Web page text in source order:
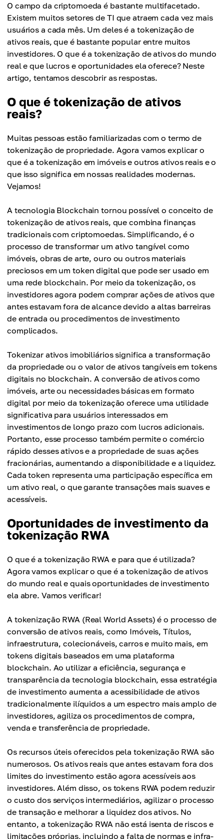
O campo da criptomoeda é bastante multifacetado.
Existem muitos setores de TI que atraem cada vez mais
usuários a cada mês. Um deles é a tokenização de
ativos reais, que é bastante popular entre muitos
investidores. O que é a tokenização de ativos do mundo
real e que lucros e oportunidades ela oferece? Neste
artigo, tentamos descobrir as respostas.
O que é tokenização de ativos
reais?
Muitas pessoas estão familiarizadas com o termo de
tokenização de propriedade. Agora vamos explicar o
que é a tokenização em imóveis e outros ativos reais e o
que isso significa em nossas realidades modernas.
Vejamos!
A tecnologia Blockchain tornou possível o conceito de
tokenização de ativos reais, que combina finanças
tradicionais com criptomoedas. Simplificando, é o
processo de transformar um ativo tangível como
imóveis, obras de arte, ouro ou outros materiais
preciosos em um token digital que pode ser usado em
uma rede blockchain. Por meio da tokenização, os
investidores agora podem comprar ações de ativos que
antes estavam fora de alcance devido a altas barreiras
de entrada ou procedimentos de investimento
complicados.
Tokenizar ativos imobiliários significa a transformação
da propriedade ou o valor de ativos tangíveis em tokens
digitais no blockchain. A conversão de ativos como
imóveis, arte ou necessidades básicas em formato
digital por meio da tokenização oferece uma utilidade
significativa para usuários interessados em
investimentos de longo prazo com lucros adicionais.
Portanto, esse processo também permite o comércio
rápido desses ativos e a propriedade de suas ações
fracionárias, aumentando a disponibilidade e a liquidez.
Cada token representa uma participação específica em
um ativo real, o que garante transações mais suaves e
acessíveis.
Oportunidades de investimento da
tokenização RWA
O que é a tokenização RWA e para que é utilizada?
Agora vamos explicar o que é a tokenização de ativos
do mundo real e quais oportunidades de investimento
ela abre. Vamos verificar!
A tokenização RWA (Real World Assets) é o processo de
conversão de ativos reais, como Imóveis, Títulos,
infraestrutura, colecionáveis, carros e muito mais, em
tokens digitais baseados em uma plataforma
blockchain. Ao utilizar a eficiência, segurança e
transparência da tecnologia blockchain, essa estratégia
de investimento aumenta a acessibilidade de ativos
tradicionalmente ilíquidos a um espectro mais amplo de
investidores, agiliza os procedimentos de compra,
venda e transferência de propriedade.
Os recursos úteis oferecidos pela tokenização RWA são
numerosos. Os ativos reais que antes estavam fora dos
limites do investimento estão agora acessíveis aos
investidores. Além disso, os tokens RWA podem reduzir
o custo dos serviços intermediários, agilizar o processo
de transação e melhorar a liquidez dos ativos. No
entanto, a tokenização RWA não está isenta de riscos e
limitações próprias, incluindo a falta de normas e infra-